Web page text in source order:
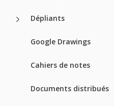
Dépliants
Google Drawings
Cahiers de notes
Documents distribués